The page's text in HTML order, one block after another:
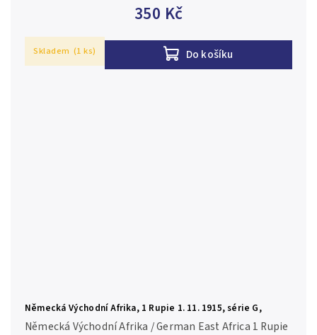
350 Kč
Do košíku
Skladem (1 ks)
Německá Východní Afrika, 1 Rupie 1. 11. 1915, série G,
vzácný podpis, R.918d
Německá Východní Afrika / German East Africa 1 Rupie